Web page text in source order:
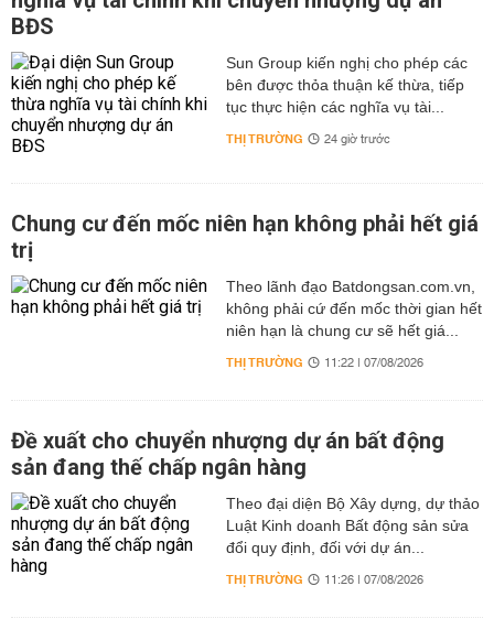
BĐS
Sun Group kiến nghị cho phép các
bên được thỏa thuận kế thừa, tiếp
tục thực hiện các nghĩa vụ tài...
THỊ TRƯỜNG 24 giờ trước
Chung cư đến mốc niên hạn không phải hết giá
trị
Theo lãnh đạo Batdongsan.com.vn,
không phải cứ đến mốc thời gian hết
niên hạn là chung cư sẽ hết giá...
THỊ TRƯỜNG 11:22 | 07/08/2026
Đề xuất cho chuyển nhượng dự án bất động
sản đang thế chấp ngân hàng
Theo đại diện Bộ Xây dựng, dự thảo
Luật Kinh doanh Bất động sản sửa
đổi quy định, đối với dự án...
THỊ TRƯỜNG 11:26 | 07/08/2026